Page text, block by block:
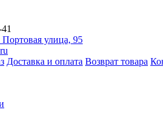
улица, 95
Доставка и оплата Возврат товара